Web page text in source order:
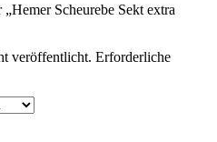
Scheurebe Sekt extra
veröffentlicht. Erforderliche